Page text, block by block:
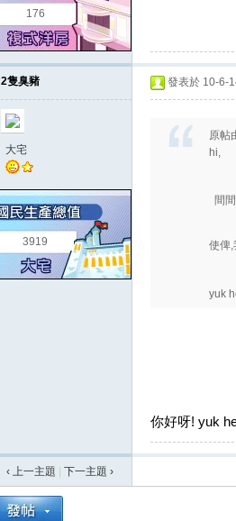
176
2隻臭豬
大宅
3919
發表於 10-6-
原帖
hi,
間
使俾,
yuk
你好呀! yuk
‹ 上一主題 下一主題 ›